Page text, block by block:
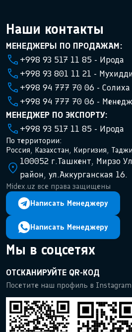
Наши контакты
МЕНЕДЖЕРЫ ПО ПРОДАЖАМ:
+998 93 517 11 85 - Ирода
+998 93 801 11 21 -
+998 94 777 70 06 - Солиха
+998 94 777 70 06 -
МЕНЕДЖЕР ПО ЭКСПОРТУ:
+998 93 517 11 85 - Ирода
По территории:
Россия, Казахстан, Киргизия,
100052 г.Ташкент, Мирзо
район, ул.Аккурганская 16.
Midex.uz все права защищены
Написать Менеджеру
Написать Менеджеру
Мы в соцсетях
ОТСКАНИРУЙТЕ QR-КОД
Посетите наш профиль в